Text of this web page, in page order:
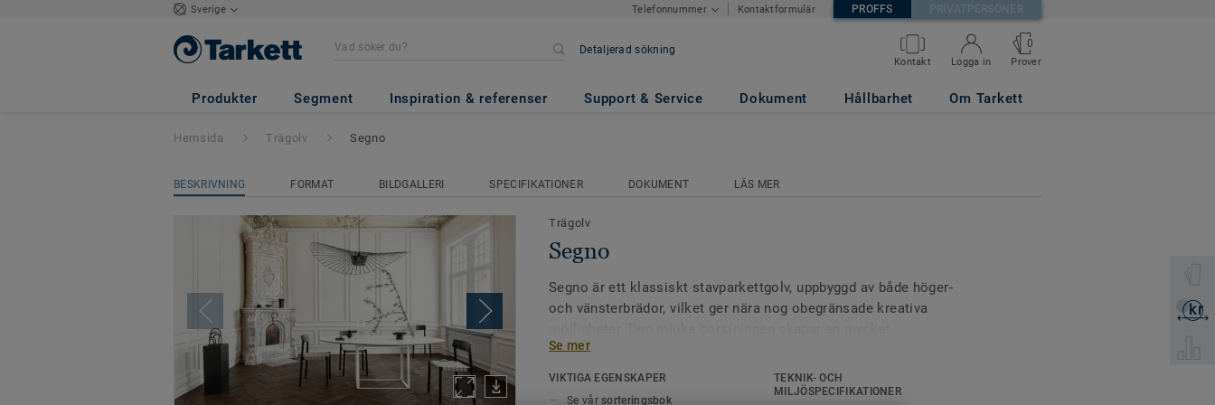
Sverige Telefonnummer Kontaktformulär PROFFS PRIVATPERSONER
Detaljerad sökning
Kontakt Logga in
0
Prover
Produkter Segment Inspiration & referenser Support & Service Dokument Hållbarhet Om Tarkett
Segno
Välj
kr
Välj
Hemsida Trägolv Segno
BESKRIVNING FORMAT BILDGALLERI SPECIFIKATIONER DOKUMENT LÄS MER
Trägolv
Segno
Segno är ett klassiskt stavparkettgolv, uppbyggd av både höger-
och vänsterbrädor, vilket ger nära nog obegränsade kreativa
uttrycksfull yta som förstärks av hårdvaxoljan. Golvet ska
hellimmas mot underlaget.
Se mer
VIKTIGA EGENSKAPER
Se vårsorteringsbok
TEKNIK- OCH
MILJÖSPECIFIKATIONER